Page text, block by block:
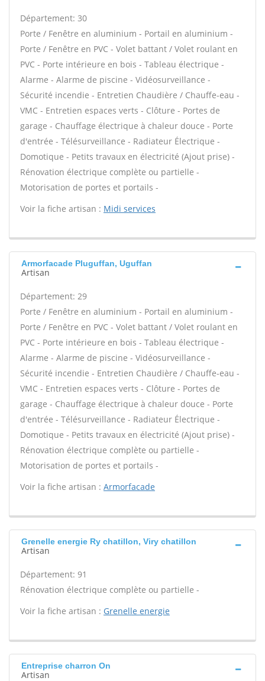
Département: 30
Porte / Fenêtre en aluminium - Portail en aluminium -
Porte / Fenêtre en PVC - Volet battant / Volet roulant en
PVC - Porte intérieure en bois - Tableau électrique -
Alarme - Alarme de piscine - Vidéosurveillance -
Sécurité incendie - Entretien Chaudière / Chauffe-eau -
VMC - Entretien espaces verts - Clôture - Portes de
garage - Chauffage électrique à chaleur douce - Porte
d'entrée - Télésurveillance - Radiateur Électrique -
Domotique - Petits travaux en électricité (Ajout prise) -
Rénovation électrique complète ou partielle -
Motorisation de portes et portails -
Voir la fiche artisan : Midi services
Armorfacade Pluguffan, Uguffan
Artisan
Département: 29
Porte / Fenêtre en aluminium - Portail en aluminium -
Porte / Fenêtre en PVC - Volet battant / Volet roulant en
PVC - Porte intérieure en bois - Tableau électrique -
Alarme - Alarme de piscine - Vidéosurveillance -
Sécurité incendie - Entretien Chaudière / Chauffe-eau -
VMC - Entretien espaces verts - Clôture - Portes de
garage - Chauffage électrique à chaleur douce - Porte
d'entrée - Télésurveillance - Radiateur Électrique -
Domotique - Petits travaux en électricité (Ajout prise) -
Rénovation électrique complète ou partielle -
Motorisation de portes et portails -
Voir la fiche artisan : Armorfacade
Grenelle energie Ry chatillon, Viry chatillon
Artisan
Département: 91
Rénovation électrique complète ou partielle -
Voir la fiche artisan : Grenelle energie
Entreprise charron On
Artisan